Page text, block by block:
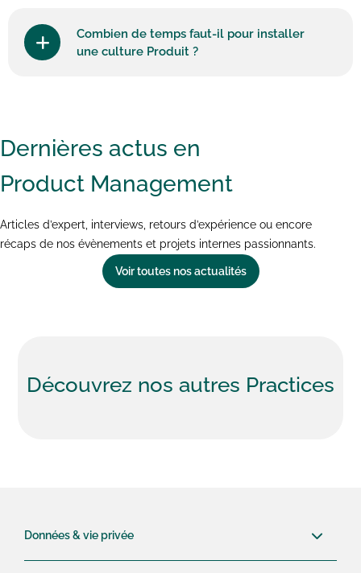
Combien de temps faut-il pour installer
une culture Produit ?
Dernières actus en
Product Management
Articles d’expert, interviews, retours d’expérience ou encore
récaps de nos évènements et projets internes passionnants.
Voir toutes nos actualités
Découvrez nos autres Practices
Données & vie privée